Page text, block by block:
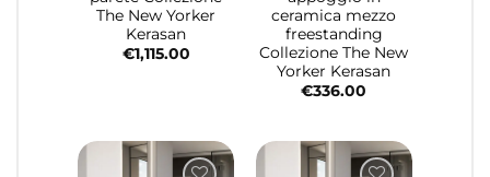
The New Yorker
Kerasan
€1,115.00
ceramica mezzo
freestanding
Collezione The New
Yorker Kerasan
€336.00